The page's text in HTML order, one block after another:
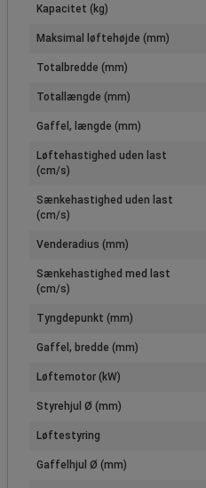
Kapacitet (kg)
Maksimal løftehøjde (mm)
Totalbredde (mm)
Totallængde (mm)
Gaffel, længde (mm)
Løftehastighed uden last
(cm/s)
Sænkehastighed uden last
(cm/s)
Venderadius (mm)
Sænkehastighed med last
(cm/s)
Tyngdepunkt (mm)
Gaffel, bredde (mm)
Løftemotor (kW)
Styrehjul Ø (mm)
Løftestyring
Gaffelhjul Ø (mm)